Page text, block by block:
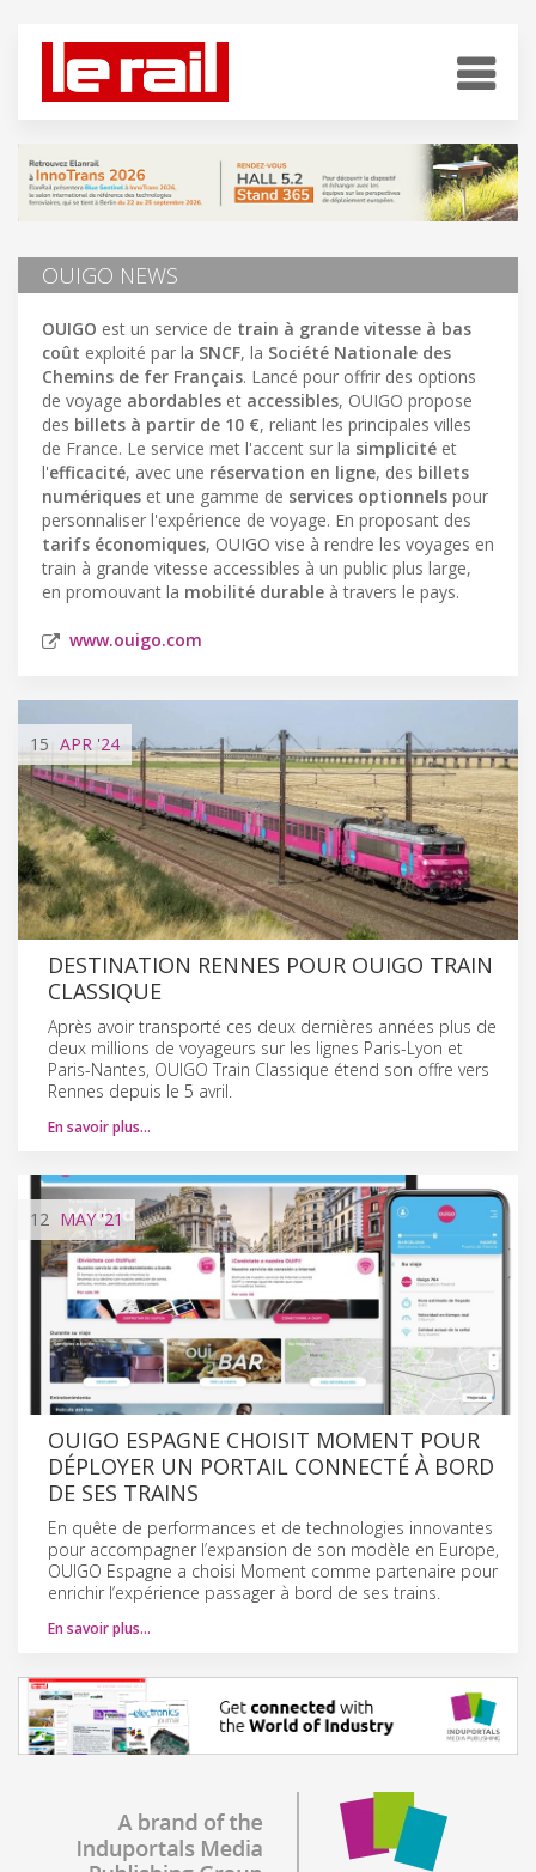
OUIGO NEWS
OUIGO est un service de train à grande vitesse à bas
coût exploité par la SNCF, la Société Nationale des
Chemins de fer Français. Lancé pour offrir des options
de voyage abordables et accessibles, OUIGO propose
des billets à partir de 10 €, reliant les principales villes
de France. Le service met l'accent sur la simplicité et
l'efficacité, avec une réservation en ligne, des billets
numériques et une gamme de services optionnels pour
personnaliser l'expérience de voyage. En proposant des
tarifs économiques, OUIGO vise à rendre les voyages en
train à grande vitesse accessibles à un public plus large,
en promouvant la mobilité durable à travers le pays.
www.ouigo.com
15 APR '24
DESTINATION RENNES POUR OUIGO TRAIN
CLASSIQUE
Après avoir transporté ces deux dernières années plus de
deux millions de voyageurs sur les lignes Paris-Lyon et
Paris-Nantes, OUIGO Train Classique étend son offre vers
Rennes depuis le 5 avril.
En savoir plus…
12 MAY'21
OUIGO ESPAGNE CHOISIT MOMENT POUR
DÉPLOYER UN PORTAIL CONNECTÉ À BORD
DE SES TRAINS
En quête de performances et de technologies innovantes
pour accompagner l’expansion de son modèle en Europe,
OUIGO Espagne a choisi Moment comme partenaire pour
enrichir l’expérience passager à bord de ses trains.
En savoir plus…